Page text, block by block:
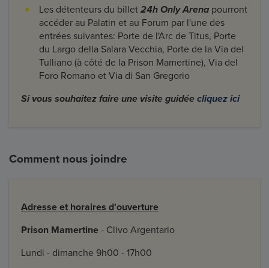
Les détenteurs du billet 24h Only Arena pourront
accéder au Palatin et au Forum par l'une des
entrées suivantes: Porte de l'Arc de Titus, Porte
du Largo della Salara Vecchia, Porte de la Via del
Tulliano (à côté de la Prison Mamertine), Via del
Foro Romano et Via di San Gregorio
Si vous souhaitez faire une visite guidée cliquez ici
Comment nous joindre
Adresse et horaires d'ouverture
Prison Mamertine - Clivo Argentario
Lundi - dimanche 9h00 - 17h00